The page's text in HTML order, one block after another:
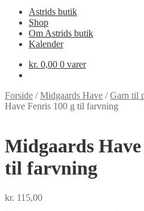
Astrids butik
Shop
Om Astrids butik
Kalender
kr. 0,00 0 varer
Forside /Midgaards Have /Garn til
Have Fenris 100 g til farvning
Midgaards
til farvning
kr. 115,00